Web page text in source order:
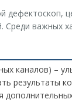
Среди важных
каналов) –
результаты